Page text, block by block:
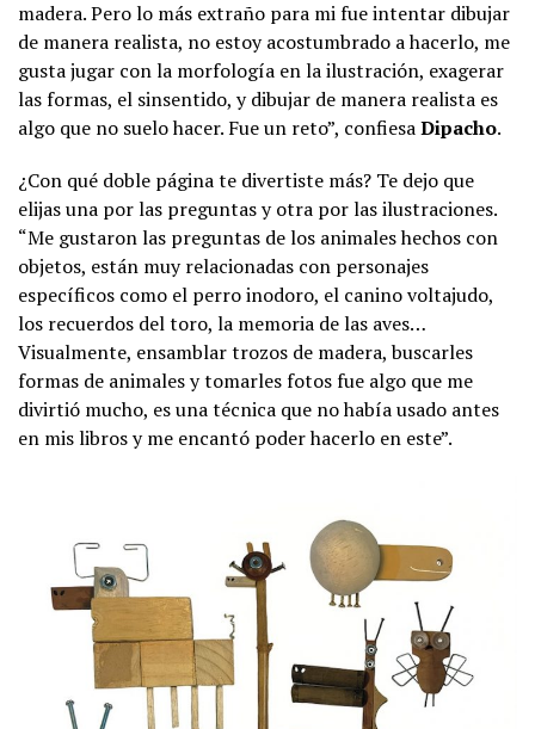
madera. Pero lo más extraño para mi fue intentar dibujar
de manera realista, no estoy acostumbrado a hacerlo, me
gusta jugar con la morfología en la ilustración, exagerar
las formas, el sinsentido, y dibujar de manera realista es
algo que no suelo hacer. Fue un reto”, confiesaDipacho.
¿Con qué doble página te divertiste más? Te dejo que
elijas una por las preguntas y otra por las ilustraciones.
“Me gustaron las preguntas de los animales hechos con
objetos, están muy relacionadas con personajes
específicos como el perro inodoro, el canino voltajudo,
los recuerdos del toro, la memoria de las aves…
Visualmente, ensamblar trozos de madera, buscarles
formas de animales y tomarles fotos fue algo que me
divirtió mucho, es una técnica que no había usado antes
en mis libros y me encantó poder hacerlo en este”.